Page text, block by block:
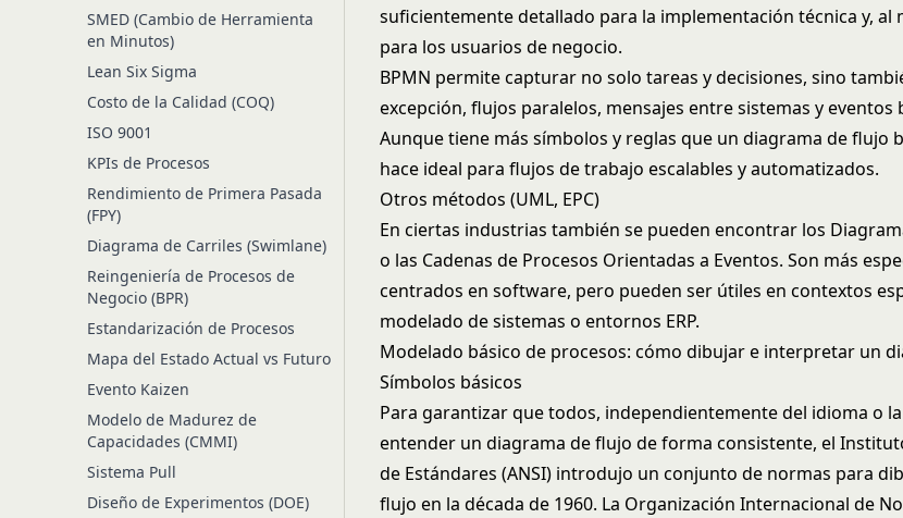
SMED (Cambio de Herramienta
en Minutos)
Lean Six Sigma
Costo de la Calidad (COQ)
ISO 9001
KPIs de Procesos
Rendimiento de Primera Pasada
(FPY)
Diagrama de Carriles (Swimlane)
Reingeniería de Procesos de
Negocio (BPR)
Estandarización de Procesos
Mapa del Estado Actual vs Futuro
Evento Kaizen
Modelo de Madurez de
Capacidades (CMMI)
Sistema Pull
Diseño de Experimentos (DOE)
suficientemente detallado para la implementación técnica y, al
para los usuarios de negocio.
BPMN permite capturar no solo tareas y decisiones, sino
excepción, flujos paralelos, mensajes entre sistemas y eventos
Aunque tiene más símbolos y reglas que un diagrama de flujo
hace ideal para flujos de trabajo escalables y automatizados.
Otros métodos (UML, EPC)
En ciertas industrias también se pueden encontrar los
o las Cadenas de Procesos Orientadas a Eventos. Son más
centrados en software, pero pueden ser útiles en contextos
modelado de sistemas o entornos ERP.
Modelado básico de procesos: cómo dibujar e interpretar un
Símbolos básicos
Para garantizar que todos, independientemente del idioma o
entender un diagrama de flujo de forma consistente, el
de Estándares (ANSI) introdujo un conjunto de normas para
flujo en la década de 1960. La Organización Internacional de